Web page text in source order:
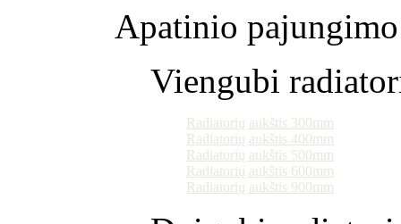
Apatinio
Viengubi
Radiatorių aukštis 300mm
Radiatorių aukštis 400mm
Radiatorių aukštis 500mm
Radiatorių aukštis 600mm
Radiatorių aukštis 900mm